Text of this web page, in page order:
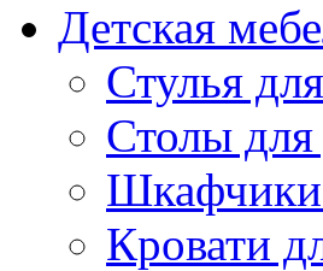
Детская
Стулья
Столы для
Шкафчики
Кровати